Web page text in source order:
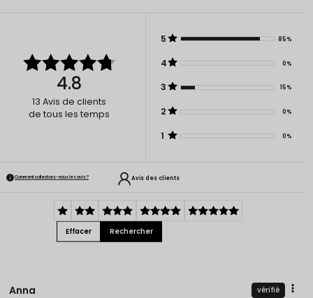
4.8
13 Avis de clients
de tous les temps
5 85%
4 0%
3 15%
2 0%
1 0%
Comment collectons-nous les avis ? Avis des clients
Effacer Rechercher
Anna vérifié